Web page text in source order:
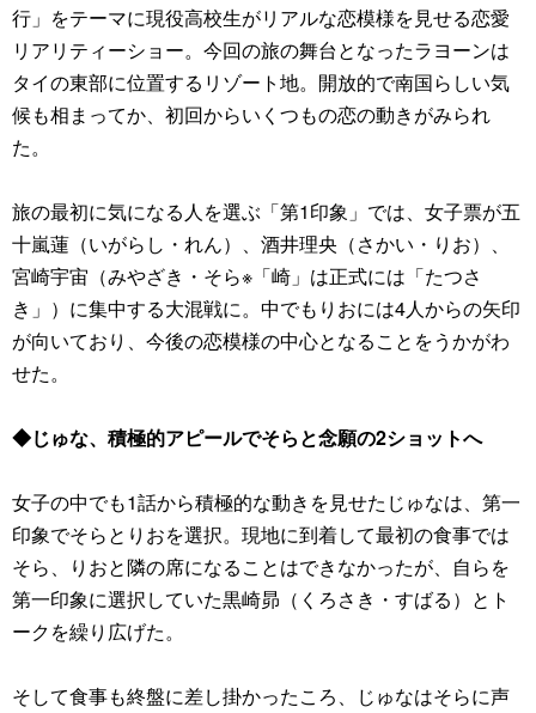
行」をテーマに現役高校生がリアルな恋模様を見せる恋愛
リアリティーショー。今回の旅の舞台となったラヨーンは
タイの東部に位置するリゾート地。開放的で南国らしい気
候も相まってか、初回からいくつもの恋の動きがみられ
た。
旅の最初に気になる人を選ぶ「第1印象」では、女子票が五
十嵐蓮（いがらし・れん）、酒井理央（さかい・りお）、
宮崎宇宙（みやざき・そら※「崎」は正式には「たつさ
き」）に集中する大混戦に。中でもりおには4人からの矢印
が向いており、今後の恋模様の中心となることをうかがわ
せた。
◆じゅな、積極的アピールでそらと念願の2ショットへ
女子の中でも1話から積極的な動きを見せたじゅなは、第一
印象でそらとりおを選択。現地に到着して最初の食事では
そら、りおと隣の席になることはできなかったが、自らを
第一印象に選択していた黒崎昴（くろさき・すばる）とト
ークを繰り広げた。
そして食事も終盤に差し掛かったころ、じゅなはそらに声